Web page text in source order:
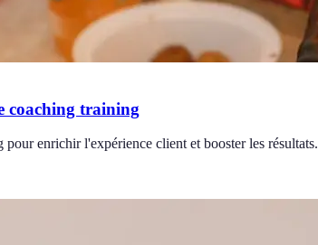
coaching training
enrichir l'expérience client et booster les résultats.